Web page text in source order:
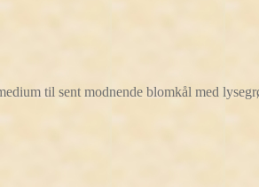
til sent modnende blomkål med